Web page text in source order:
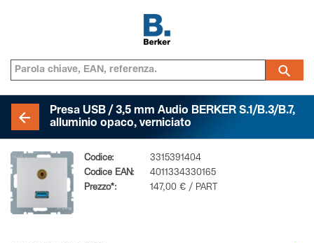
Presa USB / 3,5 mm Audio BERKER S.1/B.3/B.7,
alluminio opaco, verniciato
Codice:
3315391404
Codice EAN:
4011334330165
Prezzo*:
147,00 € / PART